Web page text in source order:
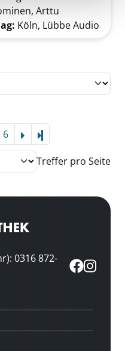
Arttu
Köln, Lübbe Audio
6
Treffer pro Seite
0316 872-